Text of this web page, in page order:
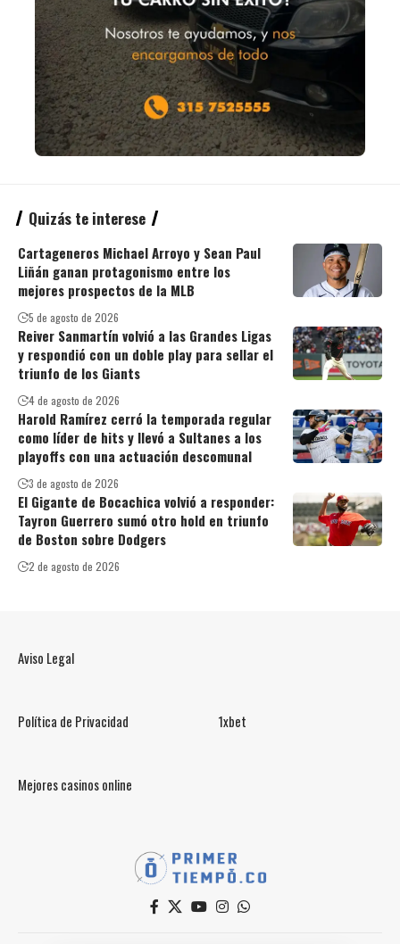
Quizás te interese
Cartageneros Michael Arroyo y Sean Paul
Liñán ganan protagonismo entre los
mejores prospectos de la MLB
5 de agosto de 2026
Reiver Sanmartín volvió a las Grandes Ligas
y respondió con un doble play para sellar el
triunfo de los Giants
4 de agosto de 2026
Harold Ramírez cerró la temporada regular
como líder de hits y llevó a Sultanes a los
playoffs con una actuación descomunal
3 de agosto de 2026
El Gigante de Bocachica volvió a responder:
Tayron Guerrero sumó otro hold en triunfo
de Boston sobre Dodgers
2 de agosto de 2026
Aviso Legal
Política de Privacidad 1xbet
Mejores casinos online